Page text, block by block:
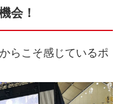
会！
らこそ感じているポ